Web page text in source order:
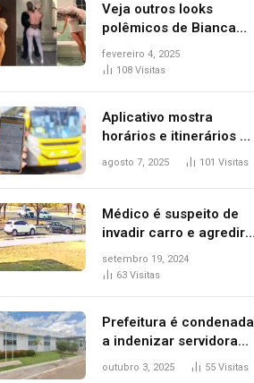
Veja outros looks
polêmicos de Bianca
Censori, esposa de
Kanye West que
fevereiro 4, 2025
108 Visitas
Aplicativo mostra
horários e itinerários de
ônibus a usuários do
agosto 7, 2025 101 Visitas
Médico é suspeito de
invadir carro e agredir
delegado aposentado
durante confusão no
setembro 19, 2024
63 Visitas
Prefeitura é condenada
a indenizar servidora
temporária demitida
outubro 3, 2025 55 Visitas